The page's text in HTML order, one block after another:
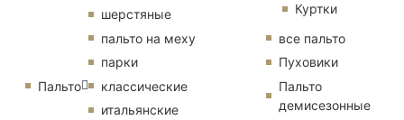
Пальто
шерстяные
пальто на меху
парки
классические
итальянские
Куртки
все пальто
Пуховики
Пальто
демисезонные